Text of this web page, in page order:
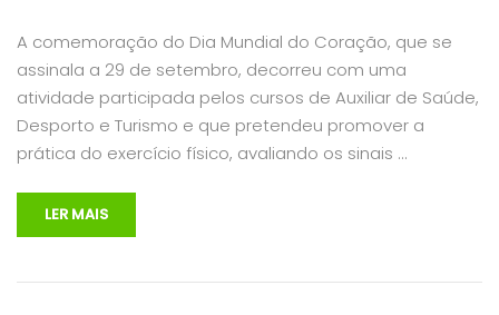
A comemoração do Dia Mundial do Coração, que se
assinala a 29 de setembro, decorreu com uma
atividade participada pelos cursos de Auxiliar de Saúde,
Desporto e Turismo e que pretendeu promover a
prática do exercício físico, avaliando os sinais …
LER MAIS